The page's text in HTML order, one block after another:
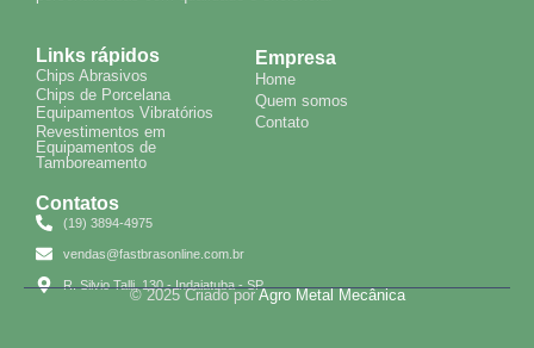
Links rápidos
Chips Abrasivos
Chips de Porcelana
Equipamentos Vibratórios
Revestimentos em
Equipamentos de
Tamboreamento
Empresa
Home
Quem somos
Contato
Contatos
(19) 3894-4975
vendas@fastbrasonline.com.br
R. Silvio Talli, 130 - Indaiatuba - SP
© 2025 Criado porAgro Metal Mecânica